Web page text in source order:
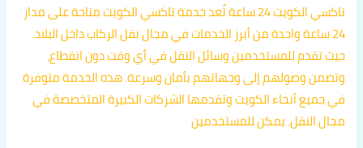
تاكسي الكويت 24 ساعة تُعد خدمة تاكسي الكويت متاحة على مدار
24 ساعة واحدة من أبرز الخدمات في مجال نقل الركاب داخل البلاد.
حيث تقدم للمستخدمين وسائل النقل في أي وقت دون انقطاع،
وتضمن وصولهم إلى وجهاتهم بأمان وسرعة. هذه الخدمة متوفرة
في جميع أنحاء الكويت وتقدمها الشركات الكبيرة المتخصصة في
مجال النقل. يمكن للمستخدمين